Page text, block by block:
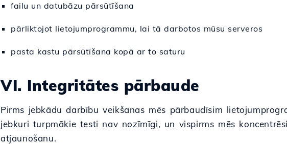
failu un datubāzu pārsūtīšana
pārliktojot lietojumprogrammu, lai tā darbotos mūsu serveros
pasta kastu pārsūtīšana kopā ar to saturu
VI. Integritātes pārbaude
Pirms jebkādu darbību veikšanas mēs pārbaudīsim
jebkuri turpmākie testi nav nozīmīgi, un vispirms mēs
atjaunošanu.